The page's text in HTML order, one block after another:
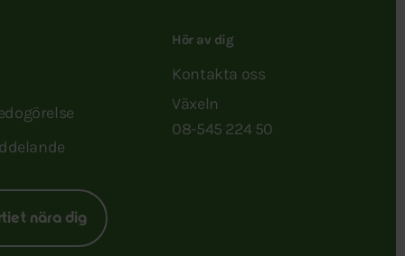
nära dig
Hör av dig
Kontakta oss
Växeln
08-545 224 50